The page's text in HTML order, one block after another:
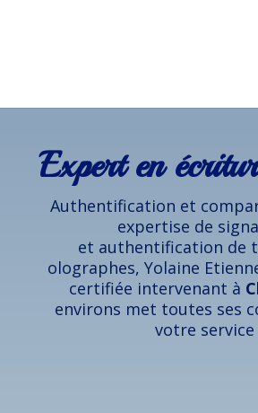
Expert en
Authentification et
expertise de
et authentification de
olographes, Yolaine
certifiée intervenant à
environs met toutes ses
votre service